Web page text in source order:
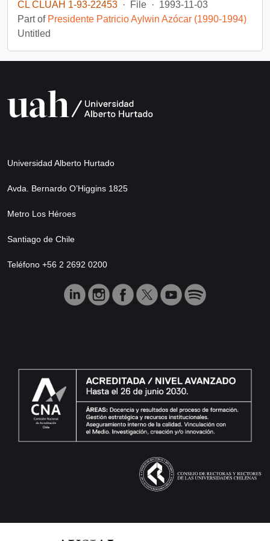
CL CLUAH 1-93-22453 · File · 1993-11-03
Part of Presidente Patricio Aylwin Azócar (1990-1994)
Untitled
Universidad Alberto Hurtado
Avda. Bernardo O’Higgins 1825
Metro Los Héroes
Santiago de Chile
Teléfono +56 2 2692 0200